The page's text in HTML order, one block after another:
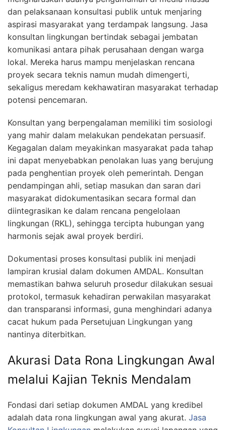
dan pelaksanaan konsultasi publik untuk menjaring
aspirasi masyarakat yang terdampak langsung. Jasa
konsultan lingkungan bertindak sebagai jembatan
komunikasi antara pihak perusahaan dengan warga
lokal. Mereka harus mampu menjelaskan rencana
proyek secara teknis namun mudah dimengerti,
sekaligus meredam kekhawatiran masyarakat terhadap
potensi pencemaran.
Konsultan yang berpengalaman memiliki tim sosiologi
yang mahir dalam melakukan pendekatan persuasif.
Kegagalan dalam meyakinkan masyarakat pada tahap
ini dapat menyebabkan penolakan luas yang berujung
pada penghentian proyek oleh pemerintah. Dengan
pendampingan ahli, setiap masukan dan saran dari
masyarakat didokumentasikan secara formal dan
diintegrasikan ke dalam rencana pengelolaan
lingkungan (RKL), sehingga tercipta hubungan yang
harmonis sejak awal proyek berdiri.
Dokumentasi proses konsultasi publik ini menjadi
lampiran krusial dalam dokumen AMDAL. Konsultan
memastikan bahwa seluruh prosedur dilakukan sesuai
protokol, termasuk kehadiran perwakilan masyarakat
dan transparansi informasi, guna menghindari adanya
cacat hukum pada Persetujuan Lingkungan yang
nantinya diterbitkan.
Akurasi Data Rona Lingkungan Awal
melalui Kajian Teknis Mendalam
Fondasi dari setiap dokumen AMDAL yang kredibel
adalah data rona lingkungan awal yang akurat. Jasa